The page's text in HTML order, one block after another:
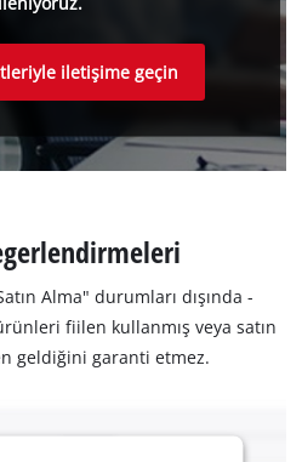
iletişime geçin
Alma" durumları dışında -
fiilen kullanmış veya satın
geldiğini garanti etmez.